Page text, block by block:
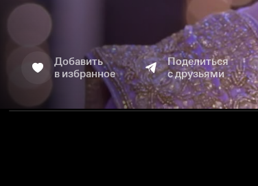
Добавить
в избранное
Поделиться
с друзьями